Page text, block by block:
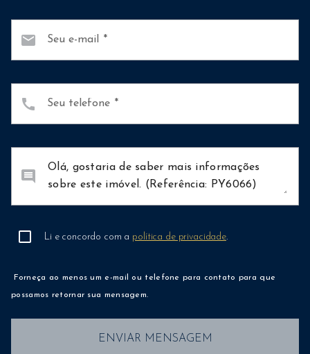
Seu e-mail
mail
Seu telefone
call
comment
Li e concordo com a política de privacidade.
Forneça ao menos um e-mail ou telefone para contato para que
possamos retornar sua mensagem.
ENVIAR MENSAGEM